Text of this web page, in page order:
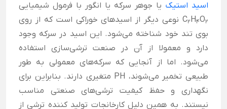
اسید استیک یا جوهر سرکه یا انگور با فرمول شیمیایی
C2H4O۲
نوعی دیگر از اسیدهای خوراکی است که از روی
بوی تند خود شناخته می‌شود. این اسید در سرکه وجود
دارد و معمولا از آن در صنعت ترشی‌سازی استفاده
می‌شود. اما از آنجایی که سرکه‌های معمولی به طور
طبیعی تخمیر می‌شوند، PH متغیری دارند. بنابراین برای
نگهداری و حفظ کیفیت ترشی‌های صنعتی مناسب
نیستند. به همین دلیل کارخانجات تولید کننده ترشی از